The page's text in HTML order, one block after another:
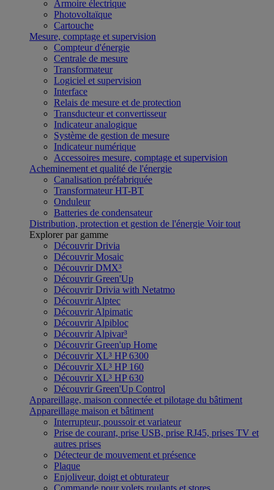
Armoire électrique
Photovoltaïque
Cartouche
Mesure, comptage et supervision
Compteur d'énergie
Centrale de mesure
Transformateur
Logiciel et supervision
Interface
Relais de mesure et de protection
Transducteur et convertisseur
Indicateur analogique
Système de gestion de mesure
Indicateur numérique
Accessoires mesure, comptage et supervision
Acheminement et qualité de l'énergie
Canalisation préfabriquée
Transformateur HT-BT
Onduleur
Batteries de condensateur
Distribution, protection et gestion de l'énergie Voir tout
Explorer par gamme
Découvrir Drivia
Découvrir Mosaic
Découvrir DMX³
Découvrir Green'Up
Découvrir Drivia with Netatmo
Découvrir Alptec
Découvrir Alpimatic
Découvrir Alpibloc
Découvrir Alpivar³
Découvrir Green'up Home
Découvrir XL³ HP 6300
Découvrir XL³ HP 160
Découvrir XL³ HP 630
Découvrir Green'Up Control
Appareillage, maison connectée et pilotage du bâtiment
Appareillage maison et bâtiment
Interrupteur, poussoir et variateur
Prise de courant, prise USB, prise RJ45, prises TV et
autres prises
Détecteur de mouvement et présence
Plaque
Enjoliveur, doigt et obturateur
Commande pour volets roulants et stores